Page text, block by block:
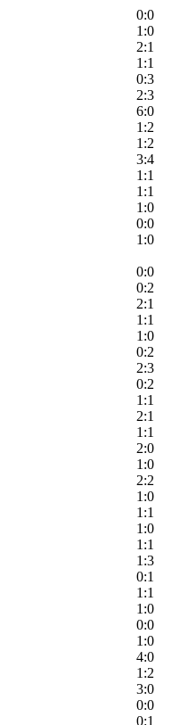
0:0
1:0
2:1
1:1
0:3
2:3
6:0
1:2
1:2
3:4
1:1
1:1
1:0
0:0
1:0
0:0
0:2
2:1
1:1
1:0
0:2
2:3
0:2
1:1
2:1
1:1
2:0
1:0
2:2
1:0
1:1
1:0
1:1
1:3
0:1
1:1
1:0
0:0
1:0
4:0
1:2
3:0
0:0
0:1